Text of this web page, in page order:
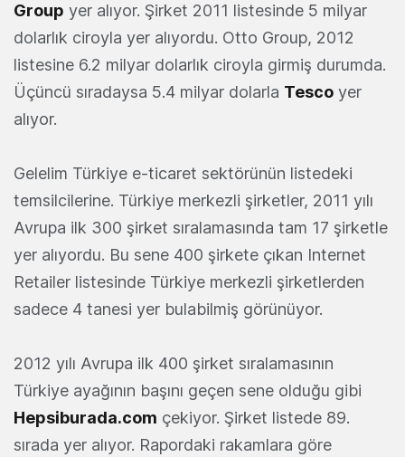
Group yer alıyor. Şirket 2011 listesinde 5 milyar
dolarlık ciroyla yer alıyordu. Otto Group, 2012
listesine 6.2 milyar dolarlık ciroyla girmiş durumda.
Üçüncü sıradaysa 5.4 milyar dolarla Tesco yer
alıyor.
Gelelim Türkiye e-ticaret sektörünün listedeki
temsilcilerine. Türkiye merkezli şirketler, 2011 yılı
Avrupa ilk 300 şirket sıralamasında tam 17 şirketle
yer alıyordu. Bu sene 400 şirkete çıkan Internet
Retailer listesinde Türkiye merkezli şirketlerden
sadece 4 tanesi yer bulabilmiş görünüyor.
2012 yılı Avrupa ilk 400 şirket sıralamasının
Türkiye ayağının başını geçen sene olduğu gibi
Hepsiburada.com çekiyor. Şirket listede 89.
sırada yer alıyor. Rapordaki rakamlara göre